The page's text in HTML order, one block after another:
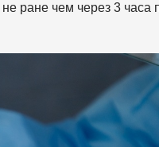
ране чем через 3 часа